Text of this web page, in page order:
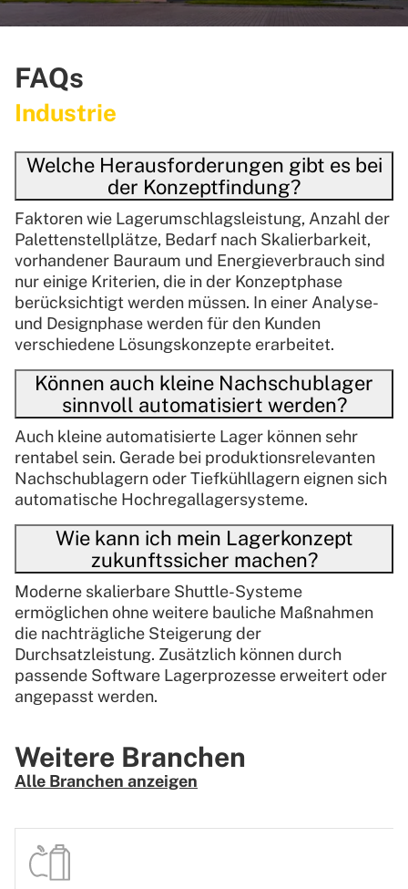
FAQs
Industrie
Welche Herausforderungen gibt es bei
der Konzeptfindung?
Faktoren wie Lagerumschlagsleistung, Anzahl der
Palettenstellplätze, Bedarf nach Skalierbarkeit,
vorhandener Bauraum und Energieverbrauch sind
nur einige Kriterien, die in der Konzeptphase
berücksichtigt werden müssen. In einer Analyse-
und Designphase werden für den Kunden
verschiedene Lösungskonzepte erarbeitet.
Können auch kleine Nachschublager
sinnvoll automatisiert werden?
Auch kleine automatisierte Lager können sehr
rentabel sein. Gerade bei produktionsrelevanten
Nachschublagern oder Tiefkühllagern eignen sich
automatische Hochregallagersysteme.
Wie kann ich mein Lagerkonzept
zukunftssicher machen?
Moderne skalierbare Shuttle-Systeme
ermöglichen ohne weitere bauliche Maßnahmen
die nachträgliche Steigerung der
Durchsatzleistung. Zusätzlich können durch
passende Software Lagerprozesse erweitert oder
angepasst werden.
Weitere Branchen
Alle Branchen anzeigen